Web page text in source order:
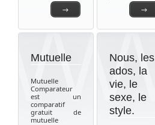
→ →
Mutuelle
Mutuelle
Comparateur
est un
comparatif
gratuit de
mutuelle
Nous, les
ados, la
vie, le
sexe, le
style.